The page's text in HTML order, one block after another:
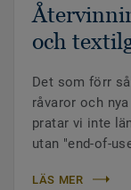
och
Det som förr
råvaror och
pratar vi inte
utan "end-of-
LÄS MER